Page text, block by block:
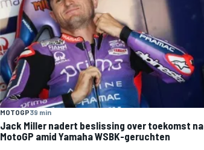
MOTOGP39 min
Jack Miller nadert beslissing over toekomst na
MotoGP amid Yamaha WSBK-geruchten